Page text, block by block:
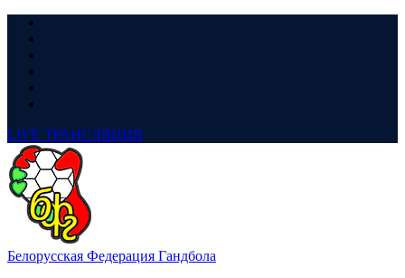
LIVE ТРАНСЛЯЦИЯ
Белорусская Федерация Гандбола